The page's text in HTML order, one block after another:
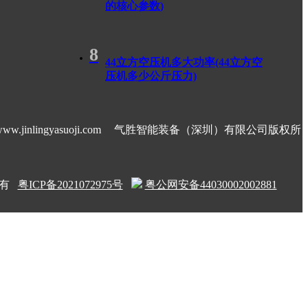
的核心参数)
8
44立方空压机多大功率(44立方空
压机多少公斤压力)
气胜智能装备（深圳）有限公司版权所
粤ICP备2021072975号 粤公网安备44030002002881